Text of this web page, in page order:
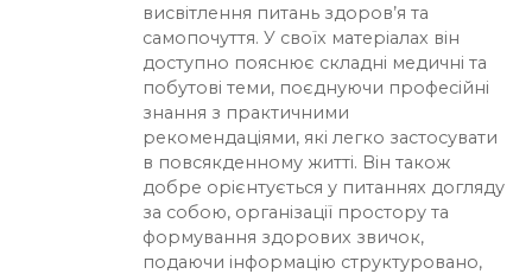
висвітлення питань здоров’я та
самопочуття. У своїх матеріалах він
доступно пояснює складні медичні та
побутові теми, поєднуючи професійні
знання з практичними
рекомендаціями, які легко застосувати
в повсякденному житті. Він також
добре орієнтується у питаннях догляду
за собою, організації простору та
формування здорових звичок,
подаючи інформацію структуровано,